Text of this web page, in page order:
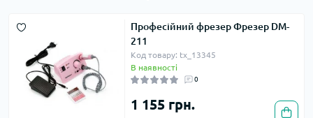
Професійний фрезер Фрезер DM-
211
Код товару: tx_13345
В наявності
0
1 155 грн.